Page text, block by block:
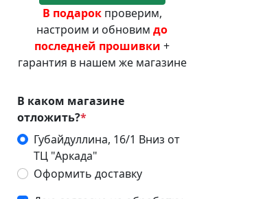
В подарокпроверим,
настроим и обновим до
последней прошивки +
гарантия в нашем же магазине
В каком магазине
отложить?*
Губайдуллина, 16/1 Вниз от
ТЦ "Аркада"
Оформить доставку